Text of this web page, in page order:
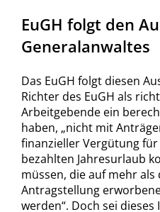
EuGH folgt den
Generalanwaltes
Das EuGH folgt diesen
Richter des EuGH als
Arbeitgebende ein
haben, „nicht mit
finanzieller Vergütung
bezahlten Jahresurlaub
müssen, die auf mehr als
Antragstellung
werden“. Doch sei